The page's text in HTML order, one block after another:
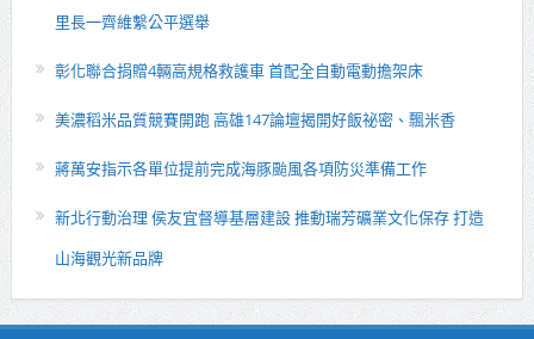
里長一齊維繫公平選舉
彰化聯合捐贈4輛高規格救護車 首配全自動電動擔架床
美濃稻米品質競賽開跑 高雄147論壇揭開好飯祕密、飄米香
蔣萬安指示各單位提前完成海豚颱風各項防災準備工作
新北行動治理 侯友宜督導基層建設 推動瑞芳礦業文化保存 打造
山海觀光新品牌